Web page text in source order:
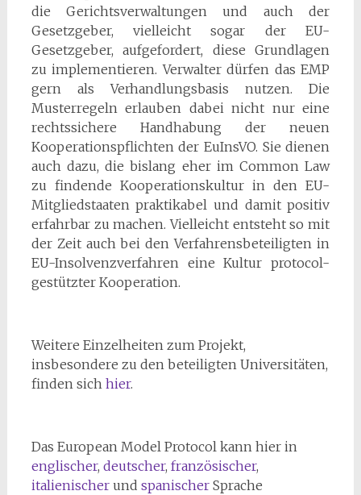
die Gerichtsverwaltungen und auch der
Gesetzgeber, vielleicht sogar der EU-
Gesetzgeber, aufgefordert, diese Grundlagen
zu implementieren. Verwalter dürfen das EMP
gern als Verhandlungsbasis nutzen. Die
Musterregeln erlauben dabei nicht nur eine
rechtssichere Handhabung der neuen
Kooperationspflichten der EuInsVO. Sie dienen
auch dazu, die bislang eher im Common Law
zu findende Kooperationskultur in den EU-
Mitgliedstaaten praktikabel und damit positiv
erfahrbar zu machen. Vielleicht entsteht so mit
der Zeit auch bei den Verfahrensbeteiligten in
EU-Insolvenzverfahren eine Kultur protocol-
gestützter Kooperation.
Weitere Einzelheiten zum Projekt,
insbesondere zu den beteiligten Universitäten,
finden sich hier.
Das European Model Protocol kann hier in
englischer, deutscher, französischer,
italienischerund spanischerSprache